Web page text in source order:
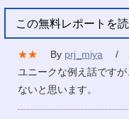
この無料レポートを
★★ By prj_miya
/
ユニークな例え話です
ないと思います。